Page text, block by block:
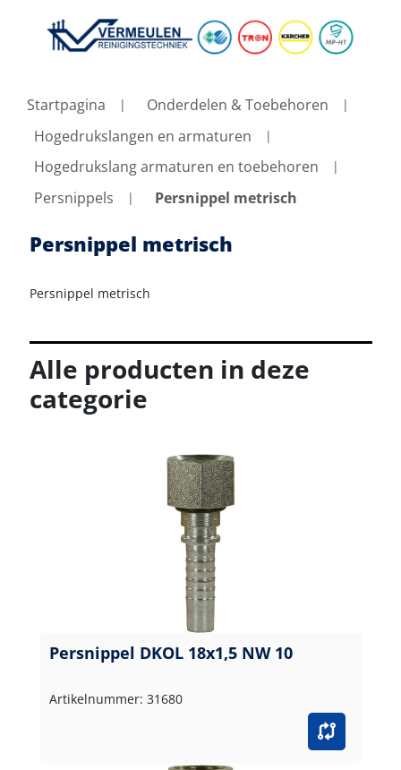
Startpagina
Onderdelen & Toebehoren
Hogedrukslangen en armaturen
Hogedrukslang armaturen en toebehoren
Persnippels
Persnippel metrisch
Persnippel metrisch
Persnippel metrisch
Alle producten in deze
categorie
Persnippel DKOL 18x1,5 NW 10
Artikelnummer: 31680